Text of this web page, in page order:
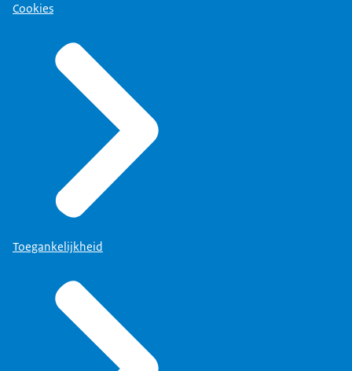
Cookies
Toegankelijkheid